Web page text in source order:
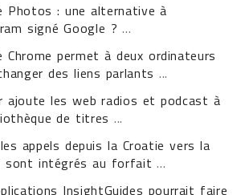
Photos : une alternative à
signé Google ? ...
Chrome permet à deux ordinateurs
des liens parlants ...
ajoute les web radios et podcast à
de titres ...
appels depuis la Croatie vers la
sont intégrés au forfait ...
InsightGuides pourrait faire